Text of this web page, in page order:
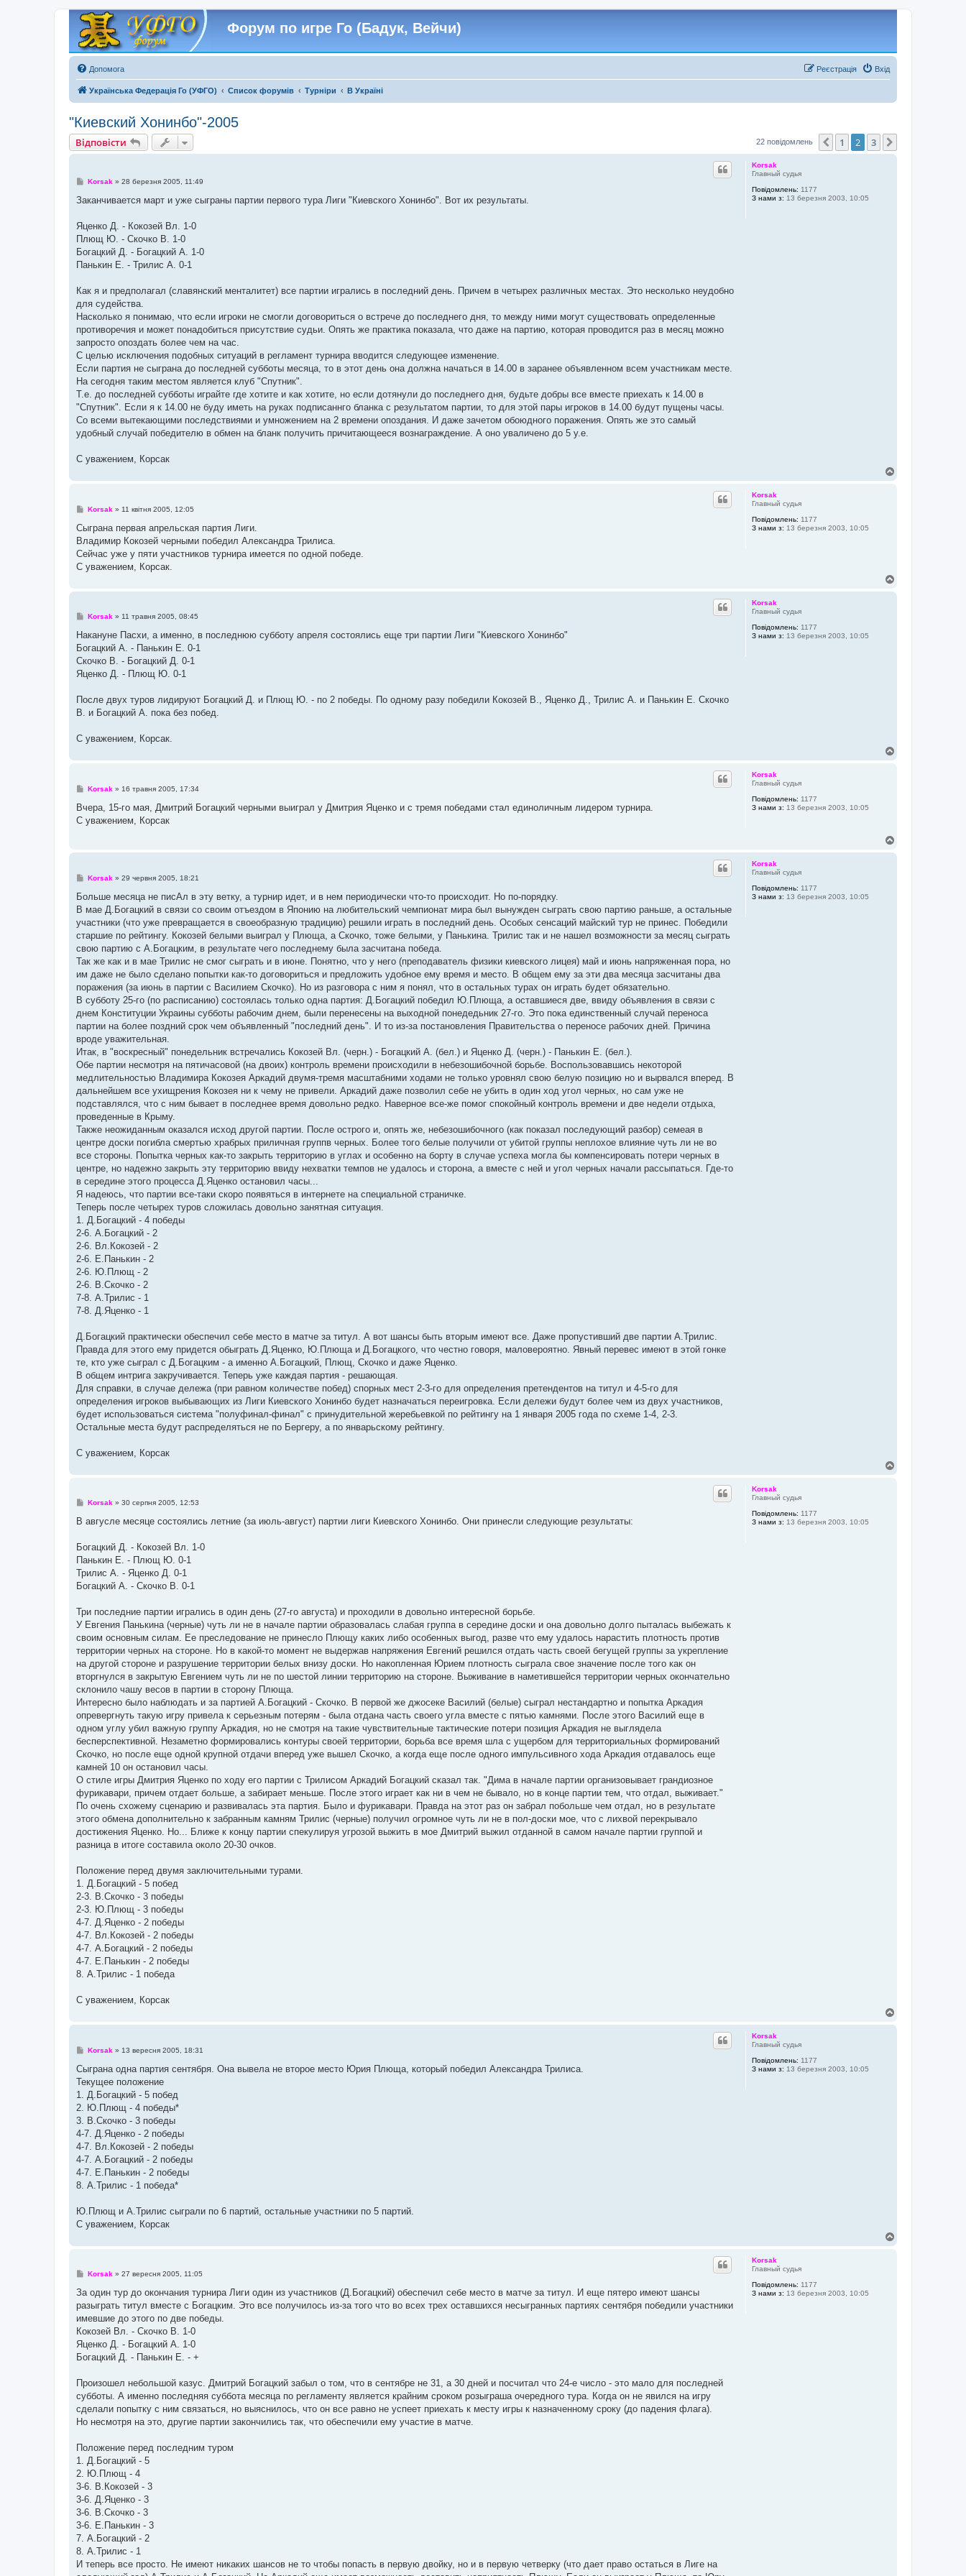
Форум по игре Го (Бадук, Вейчи)
Допомога Вхід
Реєстрація
Українська Федерація Го (УФГО) Список форумів Турніри В Україні
"Киевский Хонинбо"-2005
Відповісти 22 повідомлень Поперед.
1 2 3
Korsak
Главный судья
Повідомлень: 1177
З нами з: 13 березня 2003, 10:05
П
в
о
м
л
е
н
Korsak » 28 березня 2005, 11:49
Заканчивается март и уже сыграны партии первого тура Лиги "Киевского Хонинбо". Вот их результаты.
Яценко Д. - Кокозей Вл. 1-0
Плющ Ю. - Скочко В. 1-0
Богацкий Д. - Богацкий А. 1-0
Панькин Е. - Трилис А. 0-1
Как я и предполагал (славянский менталитет) все партии игрались в последний день. Причем в четырех различных местах. Это несколько неудобно
для судейства.
Насколько я понимаю, что если игроки не смогли договориться о встрече до последнего дня, то между ними могут существовать определенные
противоречия и может понадобиться присутствие судьи. Опять же практика показала, что даже на партию, которая проводится раз в месяц можно
запросто опоздать более чем на час.
С целью исключения подобных ситуаций в регламент турнира вводится следующее изменение.
Если партия не сыграна до последней субботы месяца, то в этот день она должна начаться в 14.00 в заранее объявленном всем участникам месте.
На сегодня таким местом является клуб "Спутник".
Т.е. до последней субботы играйте где хотите и как хотите, но если дотянули до последнего дня, будьте добры все вместе приехать к 14.00 в
"Спутник". Если я к 14.00 не буду иметь на руках подписаннго бланка с результатом партии, то для этой пары игроков в 14.00 будут пущены часы.
Со всеми вытекающими последствиями и умножением на 2 времени опоздания. И даже зачетом обоюдного поражения. Опять же это самый
удобный случай победителю в обмен на бланк получить причитающееся вознаграждение. А оно уваличено до 5 у.е.
С уважением, Корсак
Korsak
Главный судья
Повідомлень: 1177
З нами з: 13 березня 2003, 10:05
П
в
д
о
л
Korsak» 11 квітня 2005, 12:05
Сыграна первая апрельская партия Лиги.
Владимир Кокозей черными победил Александра Трилиса.
Сейчас уже у пяти участников турнира имеется по одной победе.
С уважением, Корсак.
Korsak
Главный судья
Повідомлень: 1177
З нами з: 13 березня 2003, 10:05
П
в
д
о
л
н
Korsak » 11 травня 2005, 08:45
Накануне Пасхи, а именно, в последнюю субботу апреля состоялись еще три партии Лиги "Киевского Хонинбо"
Богацкий А. - Панькин Е. 0-1
Скочко В. - Богацкий Д. 0-1
Яценко Д. - Плющ Ю. 0-1
После двух туров лидируют Богацкий Д. и Плющ Ю. - по 2 победы. По одному разу победили Кокозей В., Яценко Д., Трилис А. и Панькин Е. Скочко
В. и Богацкий А. пока без побед.
С уважением, Корсак.
Korsak
Главный судья
Повідомлень: 1177
З нами з: 13 березня 2003, 10:05
П
в
д
н
я
Korsak» 16 травня 2005, 17:34
Вчера, 15-го мая, Дмитрий Богацкий черными выиграл у Дмитрия Яценко и с тремя победами стал единоличным лидером турнира.
С уважением, Корсак
Korsak
Главный судья
Повідомлень: 1177
З нами з: 13 березня 2003, 10:05
П
в
д
о
л
е
н
я
Korsak » 29 червня 2005, 18:21
Больше месяца не писАл в эту ветку, а турнир идет, и в нем периодически что-то происходит. Но по-порядку.
В мае Д.Богацкий в связи со своим отъездом в Японию на любительский чемпионат мира был вынужден сыграть свою партию раньше, а остальные
участники (что уже превращается в своеобразную традицию) решили играть в последний день. Особых сенсаций майский тур не принес. Победили
старшие по рейтингу. Кокозей белыми выиграл у Плюща, а Скочко, тоже белыми, у Панькина. Трилис так и не нашел возможности за месяц сыграть
свою партию с А.Богацким, в результате чего последнему была засчитана победа.
Так же как и в мае Трилис не смог сыграть и в июне. Понятно, что у него (преподаватель физики киевского лицея) май и июнь напряженная пора, но
им даже не было сделано попытки как-то договориться и предложить удобное ему время и место. В общем ему за эти два месяца засчитаны два
поражения (за июнь в партии с Василием Скочко). Но из разговора с ним я понял, что в остальных турах он играть будет обязательно.
В субботу 25-го (по расписанию) состоялась только одна партия: Д.Богацкий победил Ю.Плюща, а оставшиеся две, ввиду объявления в связи с
днем Конституции Украины субботы рабочим днем, были перенесены на выходной понедедьник 27-го. Это пока единственный случай переноса
партии на более поздний срок чем объявленный "последний день". И то из-за постановления Правительства о переносе рабочих дней. Причина
вроде уважительная.
Итак, в "воскресный" понедельник встречались Кокозей Вл. (черн.) - Богацкий А. (бел.) и Яценко Д. (черн.) - Панькин Е. (бел.).
Обе партии несмотря на пятичасовой (на двоих) контроль времени происходили в небезошибочной борьбе. Воспользовавшись некоторой
медлительностью Владимира Кокозея Аркадий двумя-тремя масштабними ходами не только уровнял свою белую позицию но и вырвался вперед. В
дальнейшем все ухищрения Кокозея ни к чему не привели. Аркадий даже позволил себе не убить в один ход угол черных, но сам уже не
подставлялся, что с ним бывает в последнее время довольно редко. Наверное все-же помог спокойный контроль времени и две недели отдыха,
проведенные в Крыму.
Также неожиданным оказался исход другой партии. После острого и, опять же, небезошибочного (как показал последующий разбор) семеая в
центре доски погибла смертью храбрых приличная группв черных. Более того белые получили от убитой группы неплохое влияние чуть ли не во
все стороны. Попытка черных как-то закрыть территорию в углах и особенно на борту в случае успеха могла бы компенсировать потери черных в
центре, но надежно закрыть эту территорию ввиду нехватки темпов не удалось и сторона, а вместе с ней и угол черных начали рассыпаться. Где-то
в середине этого процесса Д.Яценко остановил часы...
Я надеюсь, что партии все-таки скоро появяться в интернете на специальной страничке.
Теперь после четырех туров сложилась довольно занятная ситуация.
1. Д.Богацкий - 4 победы
2-6. А.Богацкий - 2
2-6. Вл.Кокозей - 2
2-6. Е.Панькин - 2
2-6. Ю.Плющ - 2
2-6. В.Скочко - 2
7-8. А.Трилис - 1
7-8. Д.Яценко - 1
Д.Богацкий практически обеспечил себе место в матче за титул. А вот шансы быть вторым имеют все. Даже пропустивший две партии А.Трилис.
Правда для этого ему придется обыграть Д.Яценко, Ю.Плюща и Д.Богацкого, что честно говоря, маловероятно. Явный перевес имеют в этой гонке
те, кто уже сыграл с Д.Богацким - а именно А.Богацкий, Плющ, Скочко и даже Яценко.
В общем интрига закручивается. Теперь уже каждая партия - решающая.
Для справки, в случае дележа (при равном количестве побед) спорных мест 2-3-го для определения претендентов на титул и 4-5-го для
определения игроков выбывающих из Лиги Киевского Хонинбо будет назначаться переигровка. Если дележи будут более чем из двух участников,
будет использоваться система "полуфинал-финал" с принудительной жеребьевкой по рейтингу на 1 января 2005 года по схеме 1-4, 2-3.
Остальные места будут распределяться не по Бергеру, а по январьскому рейтингу.
С уважением, Корсак
Korsak
Главный судья
Повідомлень: 1177
З нами з: 13 березня 2003, 10:05
П
в
о
л
е
н
Korsak» 30 серпня 2005, 12:53
В авгусле месяце состоялись летние (за июль-август) партии лиги Киевского Хонинбо. Они принесли следующие результаты:
Богацкий Д. - Кокозей Вл. 1-0
Панькин Е. - Плющ Ю. 0-1
Трилис А. - Яценко Д. 0-1
Богацкий А. - Скочко В. 0-1
Три последние партии игрались в один день (27-го августа) и проходили в довольно интересной борьбе.
У Евгения Панькина (черные) чуть ли не в начале партии образовалась слабая группа в середине доски и она довольно долго пыталась выбежать к
своим основным силам. Ее преследование не принесло Плющу каких либо особенных выгод, разве что ему удалось нарастить плотность против
территории черных на стороне. Но в какой-то момент не выдержав напряжения Евгений решился отдать часть своей бегущей группы за укрепление
на другой стороне и разрушение территории белых внизу доски. Но накопленная Юрием плотность сыграла свое значение после того как он
вторгнулся в закрытую Евгением чуть ли не по шестой линии территорию на стороне. Выживание в наметившейся территории черных окончательно
склонило чашу весов в партии в сторону Плюща.
Интересно было наблюдать и за партией А.Богацкий - Скочко. В первой же джосеке Василий (белые) сыграл нестандартно и попытка Аркадия
опревергнуть такую игру привела к серьезным потерям - была отдана часть своего угла вместе с пятью камнями. После этого Василий еще в
одном углу убил важную группу Аркадия, но не смотря на такие чувствительные тактические потери позиция Аркадия не выглядела
бесперспективной. Незаметно формировались контуры своей территории, борьба все время шла с ущербом для территориальных формирований
Скочко, но после еще одной крупной отдачи вперед уже вышел Скочко, а когда еще после одного импульсивного хода Аркадия отдавалось еще
камней 10 он остановил часы.
О стиле игры Дмитрия Яценко по ходу его партии с Трилисом Аркадий Богацкий сказал так. "Дима в начале партии организовывает грандиозное
фурикавари, причем отдает больше, а забирает меньше. После этого играет как ни в чем не бывало, но в конце партии тем, что отдал, выживает."
По очень схожему сценарию и развивалась эта партия. Было и фурикавари. Правда на этот раз он забрал побольше чем отдал, но в результате
этого обмена дополнительно к забранным камням Трилис (черные) получил огромное чуть ли не в пол-доски мое, что с лихвой перекрывало
достижения Яценко. Но... Ближе к концу партии спекулируя угрозой выжить в мое Дмитрий выжил отданной в самом начале партии группой и
разница в итоге составила около 20-30 очков.
Положение перед двумя заключительными турами.
1. Д.Богацкий - 5 побед
2-3. В.Скочко - 3 победы
2-3. Ю.Плющ - 3 победы
4-7. Д.Яценко - 2 победы
4-7. Вл.Кокозей - 2 победы
4-7. А.Богацкий - 2 победы
4-7. Е.Панькин - 2 победы
8. А.Трилис - 1 победа
С уважением, Корсак
Korsak
Главный судья
Повідомлень: 1177
З нами з: 13 березня 2003, 10:05
П
в
д
о
м
л
е
н
я
Korsak » 13 вересня 2005, 18:31
Сыграна одна партия сентября. Она вывела не второе место Юрия Плюща, который победил Александра Трилиса.
Текущее положение
1. Д.Богацкий - 5 побед
2. Ю.Плющ - 4 победы*
3. В.Скочко - 3 победы
4-7. Д.Яценко - 2 победы
4-7. Вл.Кокозей - 2 победы
4-7. А.Богацкий - 2 победы
4-7. Е.Панькин - 2 победы
8. А.Трилис - 1 победа*
Ю.Плющ и А.Трилис сыграли по 6 партий, остальные участники по 5 партий.
С уважением, Корсак
Korsak
Главный судья
Повідомлень: 1177
З нами з: 13 березня 2003, 10:05
П
в
д
о
л
е
н
н
Korsak» 27 вересня 2005, 11:05
За один тур до окончания турнира Лиги один из участников (Д.Богацкий) обеспечил себе место в матче за титул. И еще пятеро имеют шансы
разыграть титул вместе с Богацким. Это все получилось из-за того что во всех трех оставшихся несыгранных партиях сентября победили участники
имевшие до этого по две победы.
Кокозей Вл. - Скочко В. 1-0
Яценко Д. - Богацкий А. 1-0
Богацкий Д. - Панькин Е. - +
Произошел небольшой казус. Дмитрий Богацкий забыл о том, что в сентябре не 31, а 30 дней и посчитал что 24-е число - это мало для последней
субботы. А именно последняя суббота месяца по регламенту является крайним сроком розыграша очередного тура. Когда он не явился на игру
сделали попытку с ним связаться, но выяснилось, что он все равно не успеет приехать к месту игры к назначенному сроку (до падения флага).
Но несмотря на это, другие партии закончились так, что обеспечили ему участие в матче.
Положение перед последним туром
1. Д.Богацкий - 5
2. Ю.Плющ - 4
3-6. В.Кокозей - 3
3-6. Д.Яценко - 3
3-6. В.Скочко - 3
3-6. Е.Панькин - 3
7. А.Богацкий - 2
8. А.Трилис - 1
И теперь все просто. Не имеют никаких шансов не то чтобы попасть в первую двойку, но и в первую четверку (что дает право остаться в Лиге на